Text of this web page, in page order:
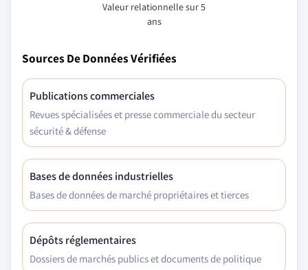
Valeur relationnelle sur 5
ans
Sources De Données Vérifiées
Publications commerciales
Revues spécialisées et presse commerciale du secteur
sécurité & défense
Bases de données industrielles
Bases de données de marché propriétaires et tierces
Dépôts réglementaires
Dossiers de marchés publics et documents de politique